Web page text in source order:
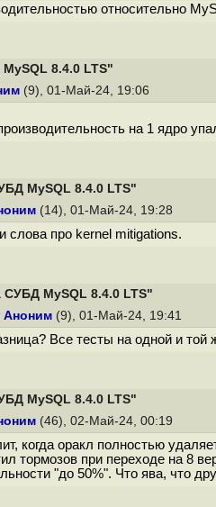
относительно
8.4.0 LTS"
(9), 01-Май-24, 19:06
на 1 ядро
MySQL 8.4.0 LTS"
(14), 01-Май-24, 19:28
слова про kernel mitigations.
СУБД MySQL 8.4.0 LTS"
Аноним (9), 01-Май-24, 19:41
Все тесты на одной и той
MySQL 8.4.0 LTS"
(46), 02-Май-24, 00:19
когда оракл полностью
тормозов при переходе на 8
"до 50%". Что ява, что